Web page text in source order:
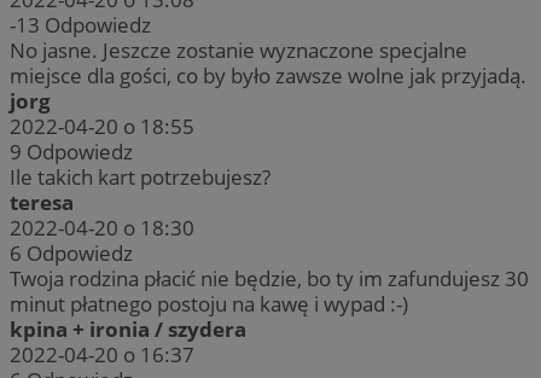
-13 Odpowiedz
No jasne. Jeszcze zostanie wyznaczone specjalne
miejsce dla gości, co by było zawsze wolne jak przyjadą.
jorg
2022-04-20 o 18:55
9 Odpowiedz
Ile takich kart potrzebujesz?
teresa
2022-04-20 o 18:30
6 Odpowiedz
Twoja rodzina płacić nie będzie, bo ty im zafundujesz 30
minut płatnego postoju na kawę i wypad :-)
kpina + ironia / szydera
2022-04-20 o 16:37